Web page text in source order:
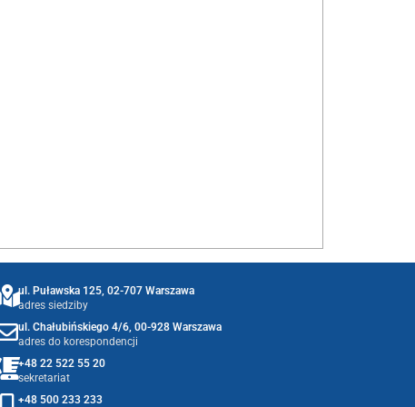
ul. Puławska 125, 02-707 Warszawa
adres siedziby
ul. Chałubińskiego 4/6, 00-928 Warszawa
adres do korespondencji
+48 22 522 55 20
sekretariat
+48 500 233 233